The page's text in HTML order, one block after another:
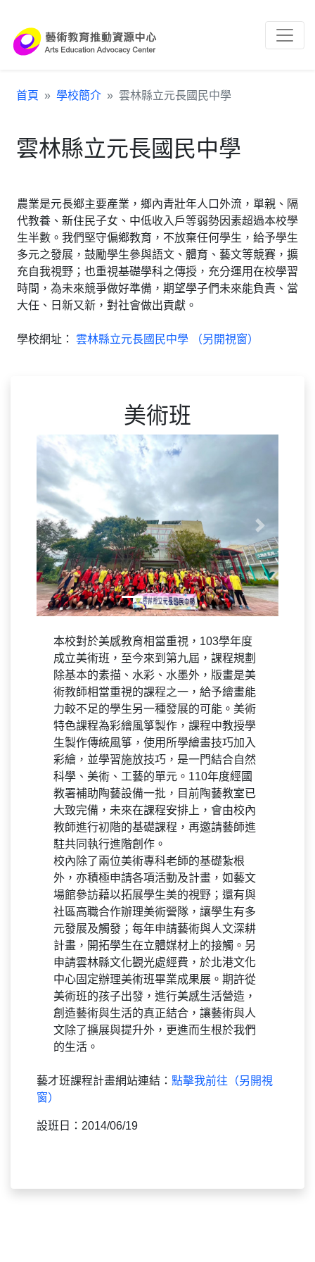
首頁 學校簡介 雲林縣立元長國民中學
雲林縣立元長國民中學
農業是元長鄉主要產業，鄉內青壯年人口外流，單親、隔
代教養、新住民子女、中低收入戶等弱勢因素超過本校學
生半數。我們堅守偏鄉教育，不放棄任何學生，給予學生
多元之發展，鼓勵學生參與語文、體育、藝文等競賽，擴
充自我視野；也重視基礎學科之傳授，充分運用在校學習
時間，為未來競爭做好準備，期望學子們未來能負責、當
大任、日新又新，對社會做出貢獻。
學校網址： 雲林縣立元長國民中學 （另開視窗）
美術班
Previous Next
本校對於美感教育相當重視，103學年度
成立美術班，至今來到第九屆，課程規劃
除基本的素描、水彩、水墨外，版畫是美
術教師相當重視的課程之一，給予繪畫能
力較不足的學生另一種發展的可能。美術
特色課程為彩繪風箏製作，課程中教授學
生製作傳統風箏，使用所學繪畫技巧加入
彩繪，並學習施放技巧，是一門結合自然
科學、美術、工藝的單元。110年度經國
教署補助陶藝設備一批，目前陶藝教室已
大致完備，未來在課程安排上，會由校內
教師進行初階的基礎課程，再邀請藝師進
駐共同執行進階創作。
校內除了兩位美術專科老師的基礎紮根
外，亦積極申請各項活動及計畫，如藝文
場館參訪藉以拓展學生美的視野；還有與
社區高職合作辦理美術營隊，讓學生有多
元發展及觸發；每年申請藝術與人文深耕
計畫，開拓學生在立體媒材上的接觸。另
申請雲林縣文化觀光處經費，於北港文化
中心固定辦理美術班畢業成果展。期許從
美術班的孩子出發，進行美感生活營造，
創造藝術與生活的真正結合，讓藝術與人
文除了擴展與提升外，更進而生根於我們
的生活。
藝才班課程計畫網站連結： 點擊我前往（另開視
窗）
設班日：2014/06/19